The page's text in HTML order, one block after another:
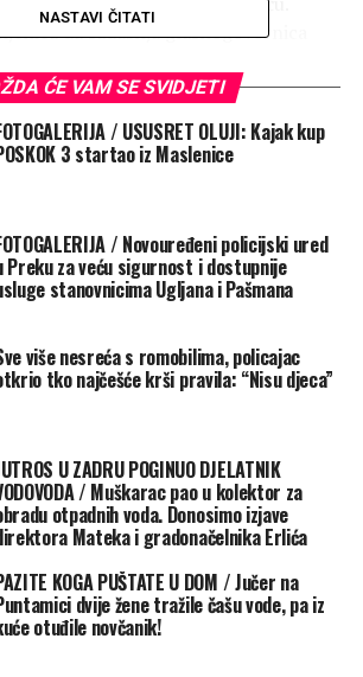
da sadašnja glasnogovornica
traži se među policijskim
natječajem, a načelnik Zlatno
da za to ima nekoliko kandidata, ali
spomenuto.
iz Prve policijske postaje, po svemu
novi glasnogovornik zadarske
je mijenjala Poljak Jurinčić, već
službenka za odnose s
ELIS ŽODAN
POLICIJA
ZA ODNOSE S JAVNOŠĆU
SONJA ŠIMURINA
zbog ubojstva vršnjakinje
"96 posto ljudi ne daje krv!"
NASTAVI ČITATI
ĆE VAM SE SVIDJETI
/ USUSRET OLUJI: Kajak kup
3 startao iz Maslenice
/ Novouređeni policijski ured
Preku za veću sigurnost i dostupnije
stanovnicima Ugljana i Pašmana
više nesreća s romobilima, policajac
tko najčešće krši pravila: “Nisu djeca”
U ZADRU POGINUO DJELATNIK
/ Muškarac pao u kolektor za
otpadnih voda. Donosimo izjave
Mateka i gradonačelnika Erlića
KOGA PUŠTATE U DOM / Jučer na
dvije žene tražile čašu vode, pa iz
otuđile novčanik!